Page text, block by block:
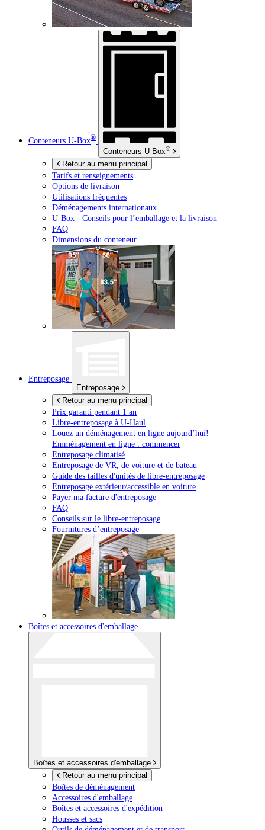
Conteneurs U-Box®
Conteneurs U-Box®
Retour au menu principal
Tarifs et renseignements
Options de livraison
Utilisations fréquentes
Déménagements internationaux
U-Box - Conseils pour l’emballage et la livraison
FAQ
Dimensions du conteneur
Entreposage
Entreposage
Retour au menu principal
Prix garanti pendant 1 an
Libre-entreposage à U-Haul
Louez un déménagement en ligne aujourd’hui!
Emménagement en ligne : commencer
Entreposage climatisé
Entreposage de VR, de voiture et de bateau
Guide des tailles d'unités de libre-entreposage
Entreposage extérieur/accessible en voiture
Payer ma facture d'entreposage
FAQ
Conseils sur le libre-entreposage
Fournitures d’entreposage
Boîtes et accessoires d'emballage
Boîtes et accessoires d'emballage
Retour au menu principal
Boîtes de déménagement
Accessoires d'emballage
Boîtes et accessoires d'expédition
Housses et sacs